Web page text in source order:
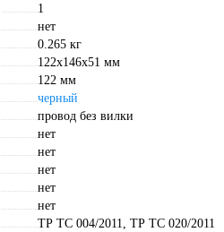
1
нет
0.265 кг
122х146х51 мм
122 мм
черный
провод без вилки
нет
нет
нет
нет
нет
ТР ТС 004/2011, ТР ТС 020/2011